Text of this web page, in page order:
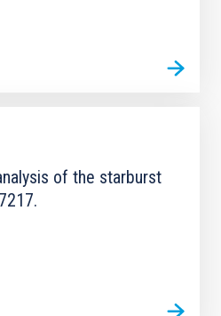
of the starburst